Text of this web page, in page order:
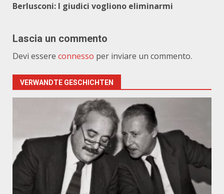
Berlusconi: I giudici vogliono eliminarmi
Lascia un commento
Devi essere connesso per inviare un commento.
VERWANDTE GESCHICHTEN